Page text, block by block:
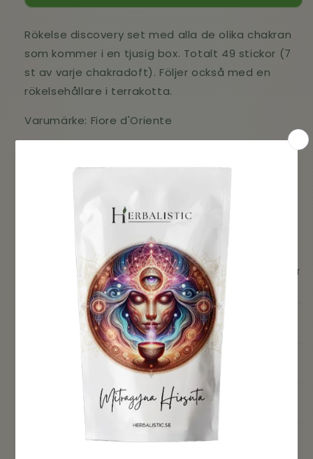
Rökelse discovery set med alla de olika chakran
som kommer i en tjusig box. Totalt 49 stickor (7
st av varje chakradoft). Följer också med en
rökelsehållare i terrakotta.
Varumärke: Fiore d'Oriente
HANDPLOCKAS OCH TORKAS FÖRSIKTIGT UTAN NÅGRA
VI KÖPER DIREKT FRÅN KÄLLAN TILL DEN ALLRA BÄSTA
KVALITETEN PÅ KRATOM. VÅRAT KRATOM SKICKAS DIREKT TILL
SÄKERSTÄLLER VI DE MEST FRÄSCHA OCH POTENTA AROMERNA
ALLA VÅRA VAL, ALLT IFRÅN SAMARBETSPARTNER TILL
LEVERANTÖRER OCH LAGERHANTERING ÄR NOGA UTVALD FÖR ATT
GE VÅRA KUNDER DE BÄSTA TÄNKBARA PRODUKTERNA.
Labbtestad
Mitragyna Speciosa
Nano Pulver
Ekologisk